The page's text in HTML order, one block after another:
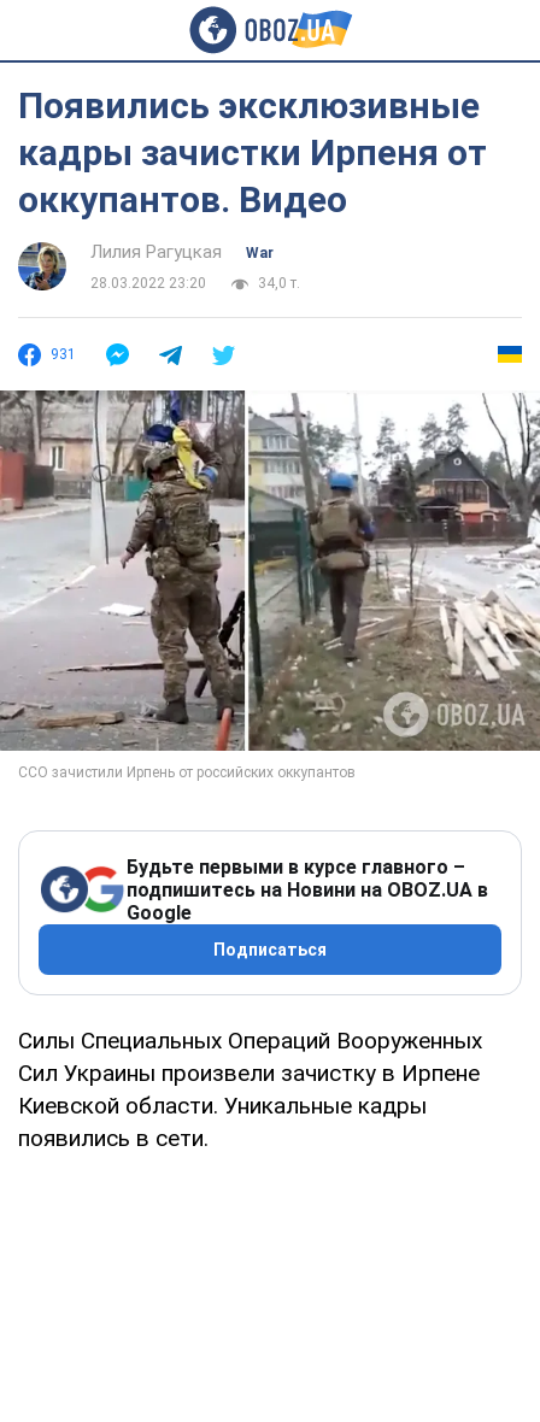
Появились эксклюзивные
кадры зачистки Ирпеня от
оккупантов. Видео
Лилия Рагуцкая
War
28.03.2022 23:20
34,0 т.
931
Будьте первыми в курсе главного –
подпишитесь на Новини на OBOZ.UA в
Google
Подписаться
Силы Специальных Операций Вооруженных
Сил Украины произвели зачистку в Ирпене
Киевской области. Уникальные кадры
появились в сети.